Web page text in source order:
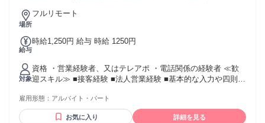
場所
フルリモート
給与
時給1,250円 給与 時給 1250円
対象
資格 ・営業経験者、又はテレアポ ・電話関係の経験者 ≪歓
迎スキル≫ ■接客経験 ■法人営業経験 ■基本的な入力や四則計
雇用形態： アルバイト・パート
お気に入り 詳細を見る